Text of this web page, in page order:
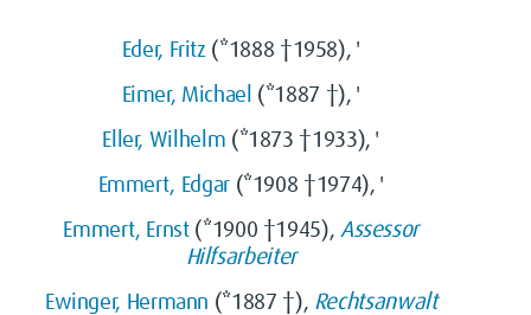
Eder, Fritz(*1888 †1958), '
Eimer, Michael (*1887 †), '
Eller, Wilhelm (*1873 †1933), '
Emmert, Edgar(*1908 †1974), '
Emmert, Ernst(*1900 †1945), Assessor
Hilfsarbeiter
Ewinger, Hermann (*1887 †), Rechtsanwalt